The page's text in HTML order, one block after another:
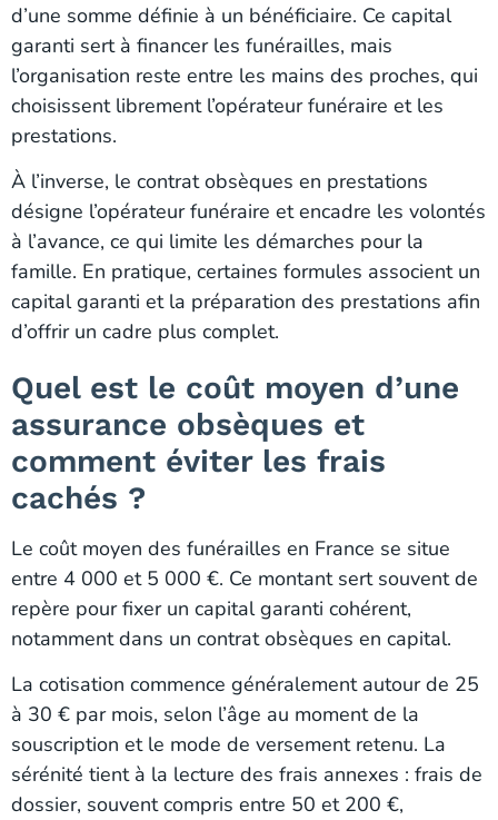
d’une somme définie à un bénéficiaire. Ce capital
garanti sert à financer les funérailles, mais
l’organisation reste entre les mains des proches, qui
choisissent librement l’opérateur funéraire et les
prestations.
À l’inverse, le contrat obsèques en prestations
désigne l’opérateur funéraire et encadre les volontés
à l’avance, ce qui limite les démarches pour la
famille. En pratique, certaines formules associent un
capital garanti et la préparation des prestations afin
d’offrir un cadre plus complet.
Quel est le coût moyen d’une
assurance obsèques et
comment éviter les frais
cachés ?
Le coût moyen des funérailles en France se situe
entre 4 000 et 5 000 €. Ce montant sert souvent de
repère pour fixer un capital garanti cohérent,
notamment dans un contrat obsèques en capital.
La cotisation commence généralement autour de 25
à 30 € par mois, selon l’âge au moment de la
souscription et le mode de versement retenu. La
sérénité tient à la lecture des frais annexes : frais de
dossier, souvent compris entre 50 et 200 €,